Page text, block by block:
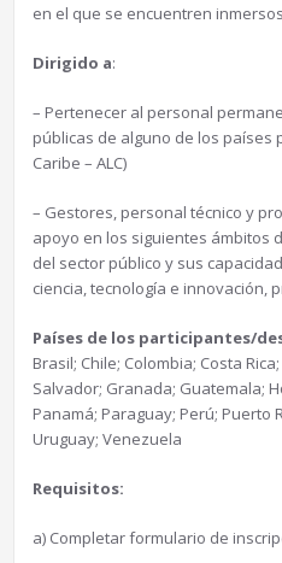
en el que se encuentren
Dirigido a:
– Pertenecer al personal
públicas de alguno de los países
Caribe – ALC)
– Gestores, personal técnico y
apoyo en los siguientes ámbitos
del sector público y sus
ciencia, tecnología e innovación,
Países de los participantes/
Brasil; Chile; Colombia; Costa
Salvador; Granada; Guatemala;
Panamá; Paraguay; Perú; Puerto
Uruguay; Venezuela
Requisitos:
a) Completar formulario de